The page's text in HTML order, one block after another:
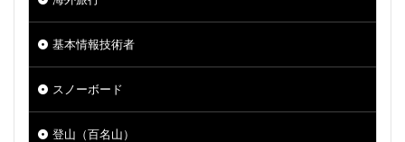
基本情報技術者
スノーボード
登山（百名山）